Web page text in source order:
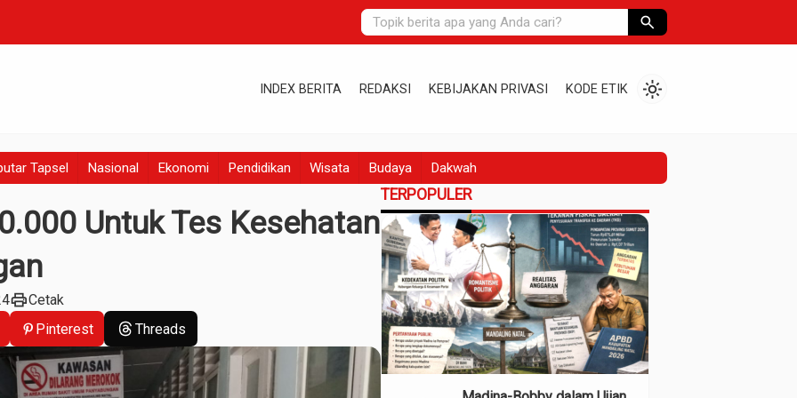
search
INDEX BERITA REDAKSI KEBIJAKAN PRIVASI KODE ETIK light_mode
Tapsel Nasional Ekonomi Pendidikan Wisata Budaya Dakwah
Untuk Tes Kesehatan
printCetak
Pinterest Threads
TERPOPULER